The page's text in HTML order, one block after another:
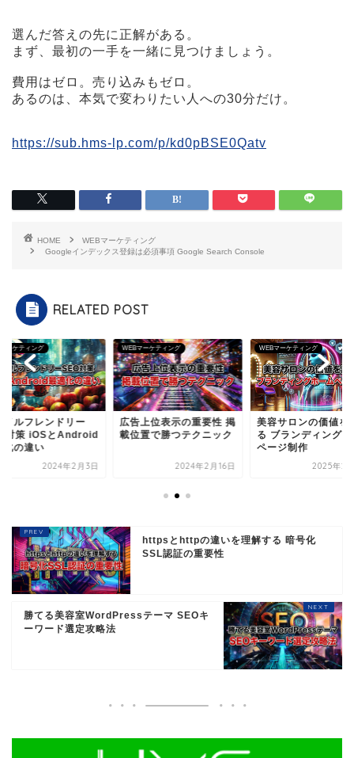
選んだ答えの先に正解がある。
まず、最初の一手を一緒に見つけましょう。
費用はゼロ。売り込みもゼロ。
あるのは、本気で変わりたい人への30分だけ。
https://sub.hms-lp.com/p/kd0pBSE0Qatv
HOME
WEBマーケティング
Googleインデックス登録は必須事項 Google Search Console
RELATED POST
ーケティング
イルフレンドリー
対策 iOSとAndroid
化の違い
2024年2月3日
WEBマーケティング
広告上位表示の重要性 掲
載位置で勝つテクニック
2024年2月16日
WEBマーケティング
美容サロンの価値を
る ブランディング
ページ制作
2025年2
httpsとhttpの違いを理解する 暗号化
SSL認証の重要性
勝てる美容室WordPressテーマ SEOキ
ーワード選定攻略法